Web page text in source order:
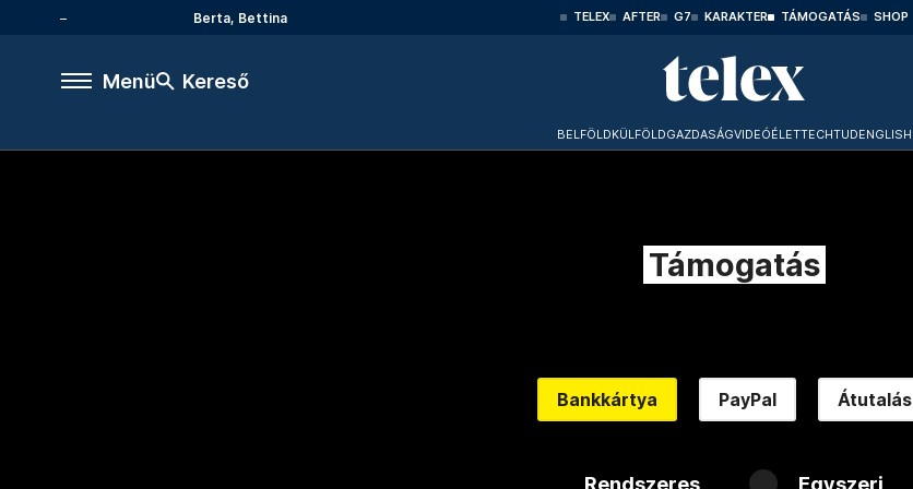
Berta, Bettina TELEX AFTER G7 KARAKTER TÁMOGATÁS SHOP
Menü Kereső
BELFÖLDKÜLFÖLDGAZDASÁGVIDEÓÉLETTECHTUDENGLISH
Támogatás
Bankkártya PayPal Átutalás
Rendszeres Egyszeri